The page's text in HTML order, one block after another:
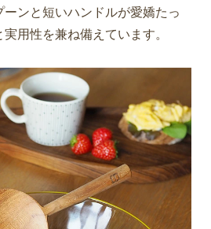
ンと短いハンドルが愛嬌たっ
用性を兼ね備えています。